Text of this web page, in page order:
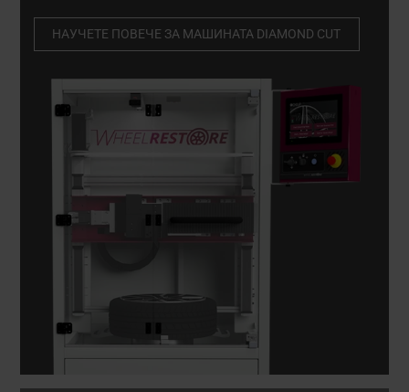
микромилиметрови корекции на повредени
колела, като запазва структурната им цялост.
НАУЧЕТЕ ПОВЕЧЕ ЗА МАШИНАТА DIAMOND CUT